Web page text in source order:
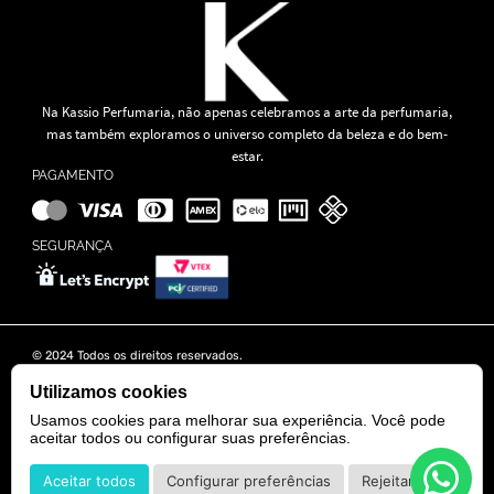
Na Kassio Perfumaria, não apenas celebramos a arte da perfumaria,
mas também exploramos o universo completo da beleza e do bem-
estar.
PAGAMENTO
SEGURANÇA
© 2024 Todos os direitos reservados.
Rua Tapajós n° 481- Edifício B&B Business - 7° Andar - Vila Brasília -
POWERED BY DEVELOPED BY
Utilizamos cookies
Usamos cookies para melhorar sua experiência. Você pode
aceitar todos ou configurar suas preferências.
Aceitar todos Configurar preferências Rejeitar